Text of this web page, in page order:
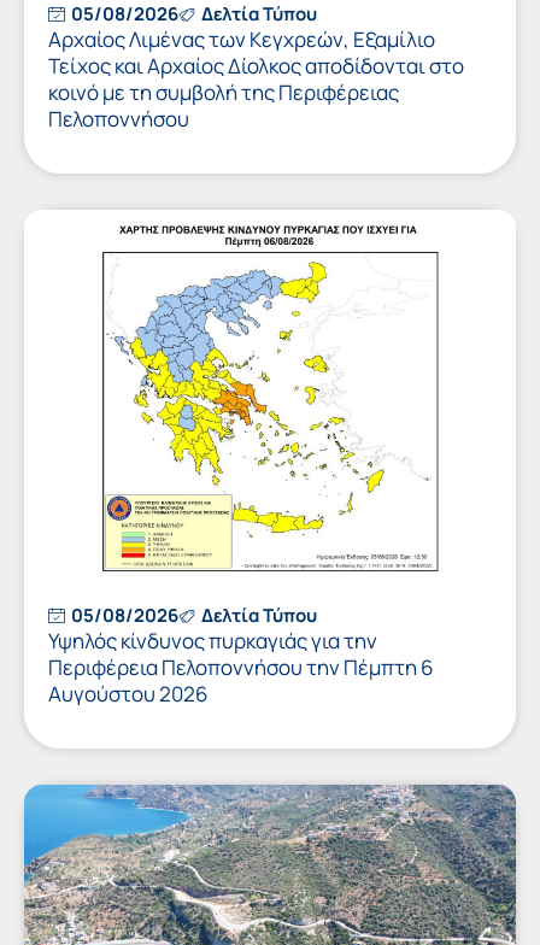
05/08/2026 Δελτία Τύπου
Αρχαίος Λιμένας των Κεγχρεών, Εξαμίλιο
Τείχος και Aρχαίος Δίολκος αποδίδονται στο
κοινό με τη συμβολή της Περιφέρειας
Πελοποννήσου
05/08/2026 Δελτία Τύπου
Υψηλός κίνδυνος πυρκαγιάς για την
Περιφέρεια Πελοποννήσου την Πέμπτη 6
Αυγούστου 2026